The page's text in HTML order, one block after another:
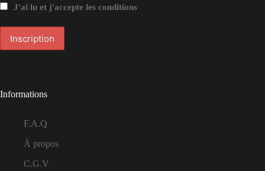
J'ai lu et j'accepte les conditions
Informations
F.A.Q
À propos
C.G.V